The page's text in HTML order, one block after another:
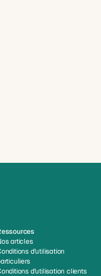
articles
d'utilisation
d'utilisation clients